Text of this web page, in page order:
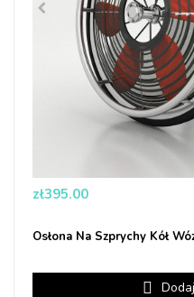
Price
zł395.00
Osłona Na Szprychy Kół